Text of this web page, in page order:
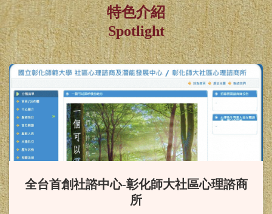
副教授榮獲國科會115年度專題研究
計畫補助
賀！本系謝麗紅教授、陳雪均
助理教授、林淑華助理教授榮獲教
育部115年教學實踐研究計畫
賀！本系同學榮獲115年度
畫」。
特色介紹
Spotlight
全台首創社諮中心-彰化師大社區心理諮商
所